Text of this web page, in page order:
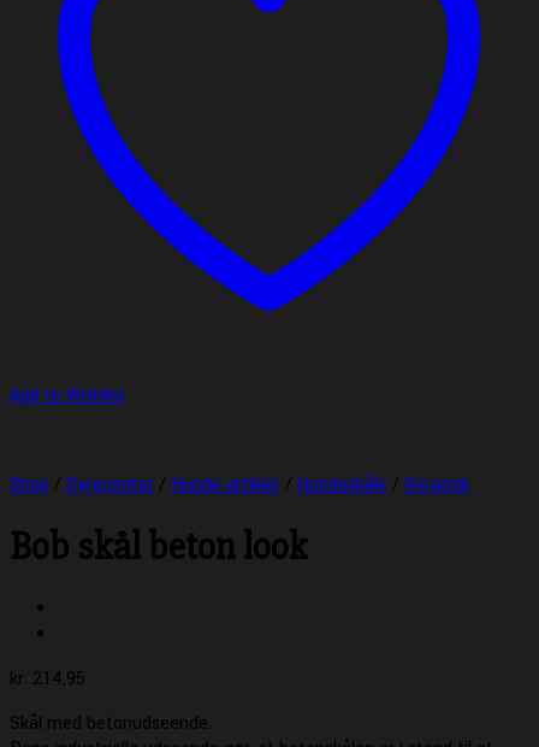
Add to Wishlist
Shop / Dyrecenter / Hunde artikler / Hundeskåle / Keramik
Bob skål beton look
kr. 214,95
Skål med betonudseende.